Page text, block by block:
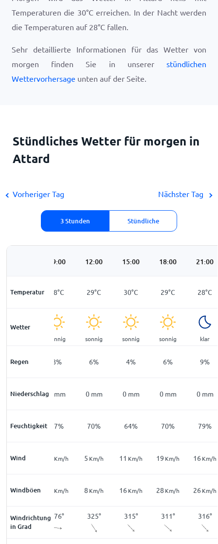
Temperaturen die 30°Cerreichen. In der Nacht werden
die Temperaturen auf 28°C fallen.
Sehr detaillierte Informationen für das Wetter von
morgen finden Sie in unserer stündlichen
Wettervorhersage unten auf der Seite.
Stündliches Wetter für morgen in
Attard
Vorheriger Tag
3 Stunden Stündliche
Nächster Tag
09:00 12:00 15:00 18:00 21:00
Temperatur
28°C 28°C 29°C 30°C 29°C 28°C
Wetter
sonnig sonnig sonnig sonnig klar
Regen
10% 8% 6% 4% 6% 9%
Niederschlag
0 mm 0 mm 0 mm 0 mm 0 mm 0 mm
Feuchtigkeit
82% 77% 70% 64% 70% 79%
Wind
17Km/h Km/h 5 Km/h 11 Km/h 19 Km/h 16 Km/h
Windböen
26Km/h Km/h 8 Km/h 16 Km/h 28 Km/h 26 Km/h
Windrichtung
in Grad
274° 276° 325° 315° 311° 316°